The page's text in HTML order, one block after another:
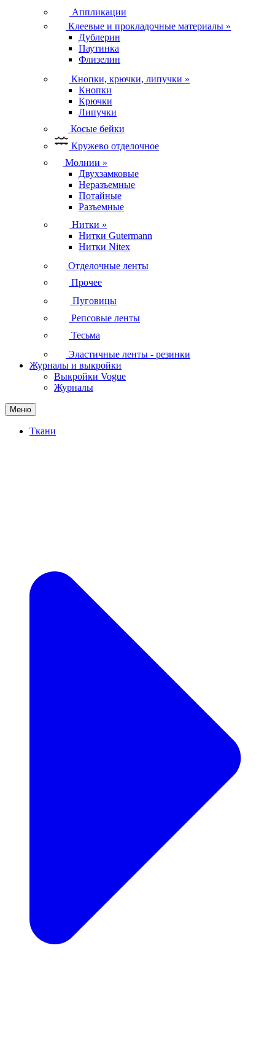
Аппликации
Клеевые и прокладочные материалы »
Дублерин
Паутинка
Флизелин
Кнопки, крючки, липучки »
Кнопки
Крючки
Липучки
Косые бейки
Кружево отделочное
Молнии »
Двухзамковые
Неразъемные
Потайные
Разъемные
Нитки »
Нитки Gutermann
Нитки Nitex
Отделочные ленты
Прочее
Пуговицы
Репсовые ленты
Тесьма
Эластичные ленты - резинки
Журналы и выкройки
Выкройки Vogue
Журналы
Меню
Ткани